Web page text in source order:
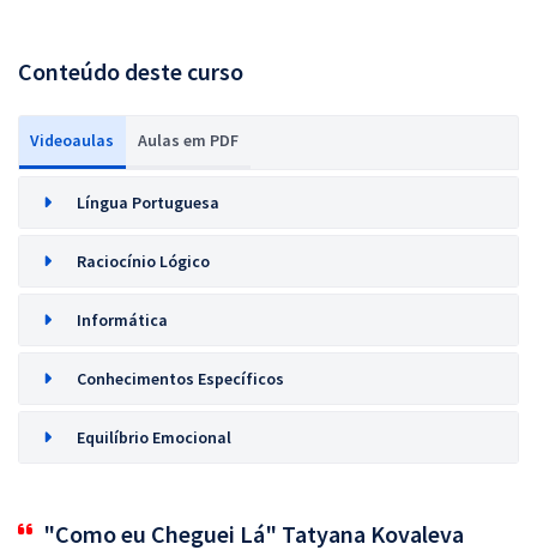
Conteúdo deste curso
Videoaulas Aulas em PDF
Língua Portuguesa
Raciocínio Lógico
Informática
Conhecimentos Específicos
Equilíbrio Emocional
"Como eu Cheguei Lá" Tatyana Kovaleva